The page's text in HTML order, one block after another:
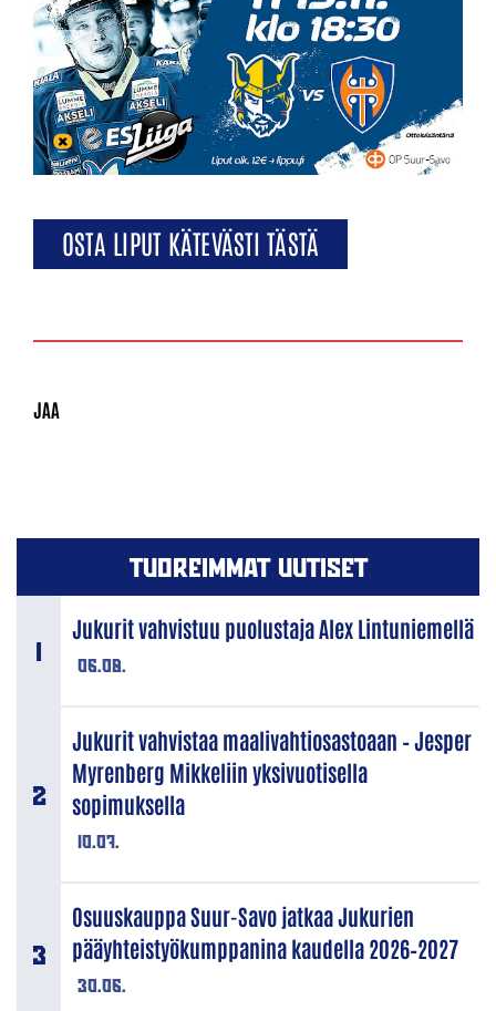
OSTA LIPUT KÄTEVÄSTI TÄSTÄ
TUOREIMMAT UUTISET
06.08.
Jukurit vahvistuu puolustaja Alex Lintuniemellä
10.07.
Jukurit vahvistaa maalivahtiosastoaan – Jesper
Myrenberg Mikkeliin yksivuotisella
sopimuksella
30.06.
Osuuskauppa Suur-Savo jatkaa Jukurien
pääyhteistyökumppanina kaudella 2026–2027